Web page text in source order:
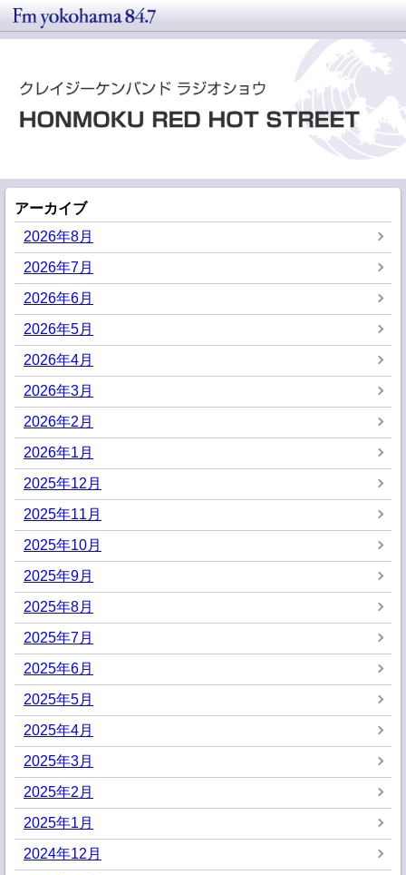
アーカイブ
2026年8月
2026年7月
2026年6月
2026年5月
2026年4月
2026年3月
2026年2月
2026年1月
2025年12月
2025年11月
2025年10月
2025年9月
2025年8月
2025年7月
2025年6月
2025年5月
2025年4月
2025年3月
2025年2月
2025年1月
2024年12月